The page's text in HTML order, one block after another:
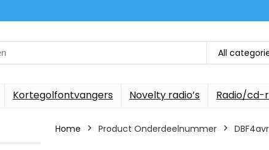
All
Kortegolfontvangers Novelty radio’s Radio/cd-
Home Product Onderdeelnummer